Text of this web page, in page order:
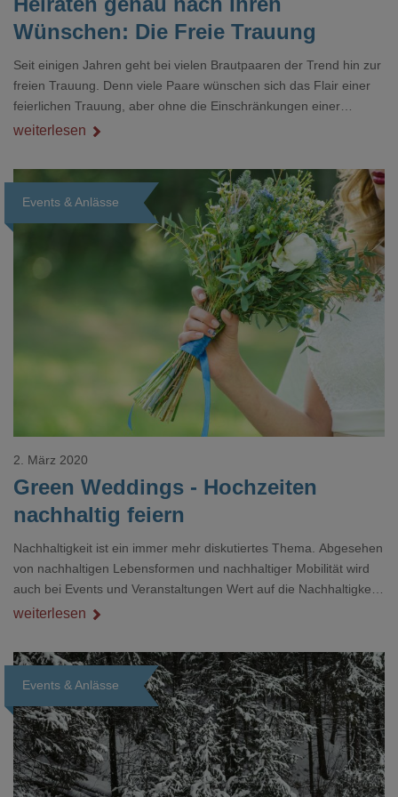
Wünschen: Die Freie Trauung
Seit einigen Jahren geht bei vielen Brautpaaren der Trend hin zur
freien Trauung. Denn viele Paare wünschen sich das Flair einer
feierlichen Trauung, aber ohne die Einschränkungen einer
Hochzeit in der Kirche oder der bloßen Formalität. Damit Sie sich
können, haben wir hier nachfolgend viele hilfreiche Informationen
für Sie zusammengestellt.
weiterlesen
Events & Anlässe
Loading...
Green Weddings - Hochzeiten
nachhaltig feiern
2. März 2020
Nachhaltigkeit ist ein immer mehr diskutiertes Thema. Abgesehen
von nachhaltigen Lebensformen und nachhaltiger Mobilität wird
auch bei Events und Veranstaltungen Wert auf die Nachhaltigkeit
gelegt. So kann man auch Hochzeiten nachhaltiger und
weiterlesen
Events & Anlässe
Loading...